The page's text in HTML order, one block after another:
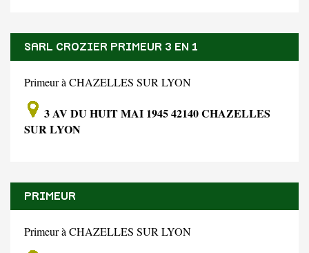
SARL CROZIER PRIMEUR 3 EN 1
Primeur à CHAZELLES SUR LYON
3 AV DU HUIT MAI 1945 42140 CHAZELLES
SUR LYON
PRIMEUR
Primeur à CHAZELLES SUR LYON